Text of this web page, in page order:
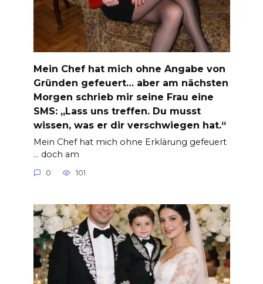
Mein Chef hat mich ohne Angabe von
Gründen gefeuert… aber am nächsten
Morgen schrieb mir seine Frau eine
SMS: „Lass uns treffen. Du musst
wissen, was er dir verschwiegen hat.“
Mein Chef hat mich ohne Erklärung gefeuert
… doch am
0 101